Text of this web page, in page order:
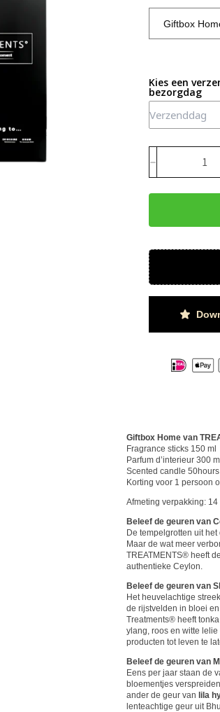
Kies een
bezorgdag
Giftbox Home van
Fragrance sticks 150 ml
Parfum d’interieur 300 ml
Scented candle 50hours
Korting voor 1 persoon
Afmeting verpakking: 14
Beleef de geuren van
De tempelgrotten uit
Maar de wat meer
TREATMENTS® heeft
authentieke Ceylon.
Beleef de geuren van
Het heuvelachtige
de rijstvelden in bloei
Treatments® heeft
ylang, roos en witte
producten tot leven te
Beleef de geuren van
Eens per jaar staan de
bloementjes
ander de geur van lila
lenteachtige geur uit